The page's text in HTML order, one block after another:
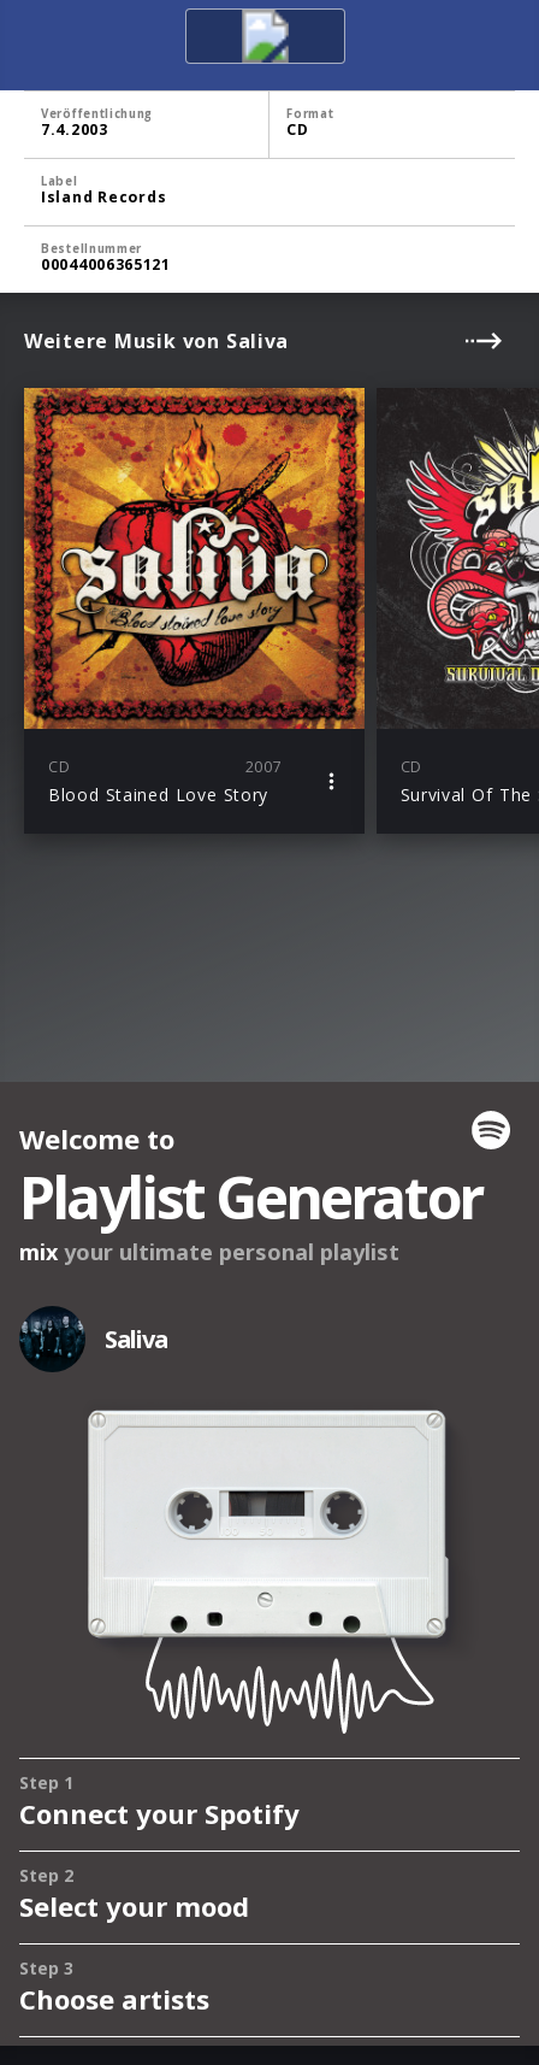
Veröffentlichung
7.4.2003
Format
CD
Label
Island Records
Bestellnummer
00044006365121
Weitere Musik von Saliva
CD 2007
Blood Stained Love Story
CD
Survival Of The